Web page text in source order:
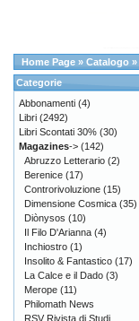
Home Page » Catalogo »
Categorie
Abbonamenti (4)
Libri (2492)
Libri Scontati 30% (30)
Magazines-> (142)
Abruzzo Letterario (2)
Berenice (17)
Controrivoluzione (15)
Dimensione Cosmica (35)
Diònysos (10)
Il Filo D'Arianna (4)
Inchiostro (1)
Insolito & Fantastico (17)
La Calce e il Dado (3)
Merope (11)
Philomath News
RSV Rivista di Studi